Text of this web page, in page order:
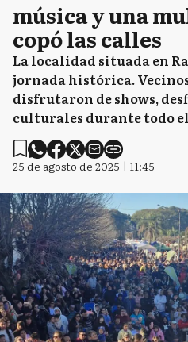
música y una
copó las calles
La localidad situada en
jornada histórica.
disfrutaron de shows,
culturales durante todo
25 de agosto de 2025 | 11:45